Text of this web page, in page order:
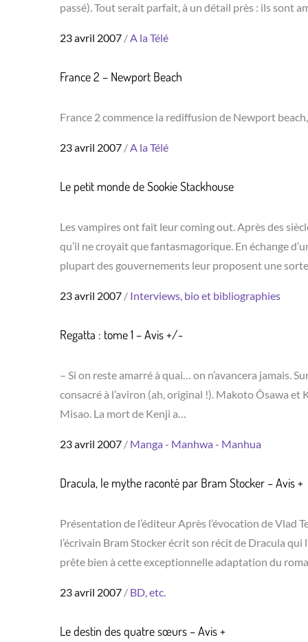
passé). Tout serait parfait, à un détail près : ils sont
Posted
23 avril 2007 A la Télé
France 2 – Newport Beach
France 2 commence la rediffusion de Newport
Posted
23 avril 2007 A la Télé
Le petit monde de Sookie Stackhouse
Les vampires ont fait leur coming out. Après des
qu’il ne croyait que fantasmagorique. En échange
plupart des gouvernements leur proposent une
Posted
23 avril 2007 Interviews, bio et bibliographies
Regatta : tome 1 – Avis +/-
– Si on reste amarré à quai… on n’avancera jamais.
consacré à l’aviron (ah, original !). Makoto Ôsawa
Misao. La mort de Kenji a…
Posted
23 avril 2007 Manga - Manhwa - Manhua
Dracula, le mythe raconté par Bram Stocker – Avis +
Présentation de l’éditeur Après l’évocation de Vlad
l’écrivain Bram Stocker écrit son récit de Dracula
prête bien à cette exceptionnelle adaptation du
Posted
23 avril 2007 BD, etc.
Le destin des quatre sœurs – Avis +